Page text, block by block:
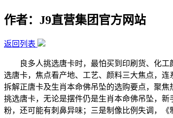
作者：J9直营集团官方网站
返回列表
良多人挑选唐卡时，最怕买到印刷货、化工
选唐卡，焦点看产地、工艺、颜料三大焦点，
拆解正唐卡及生肖本命佛吊坠的选购要点，聚
挑选唐卡，无论是摆件仍是生肖本命佛吊坠，
粉，还可能有刺鼻异味；三是制像比例失调，